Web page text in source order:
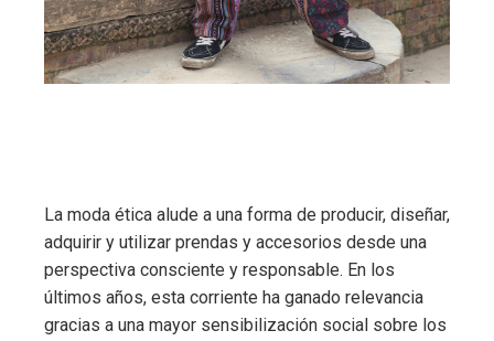
La moda ética alude a una forma de producir, diseñar,
adquirir y utilizar prendas y accesorios desde una
perspectiva consciente y responsable. En los
últimos años, esta corriente ha ganado relevancia
gracias a una mayor sensibilización social sobre los